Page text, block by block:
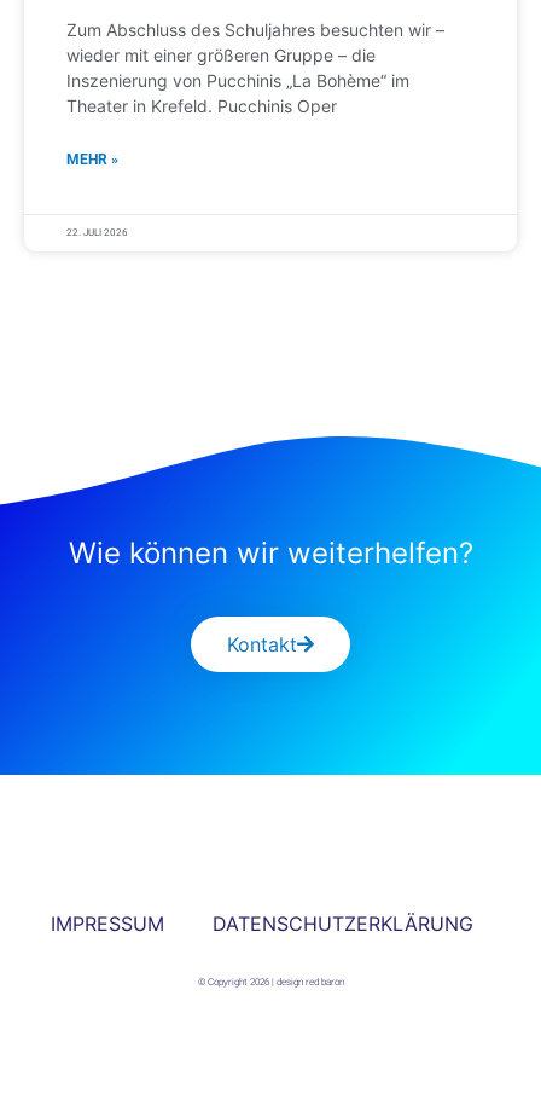
Zum Abschluss des Schuljahres besuchten wir –
wieder mit einer größeren Gruppe – die
Inszenierung von Pucchinis „La Bohème“ im
Theater in Krefeld. Pucchinis Oper
MEHR »
22. JULI 2026
Wie können wir weiterhelfen?
Kontakt
IMPRESSUM DATENSCHUTZERKLÄRUNG
© Copyright 2026 | design red baron